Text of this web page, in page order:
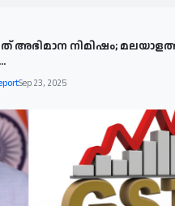
അഭിമാന നിമിഷം;
Sep 23, 2025